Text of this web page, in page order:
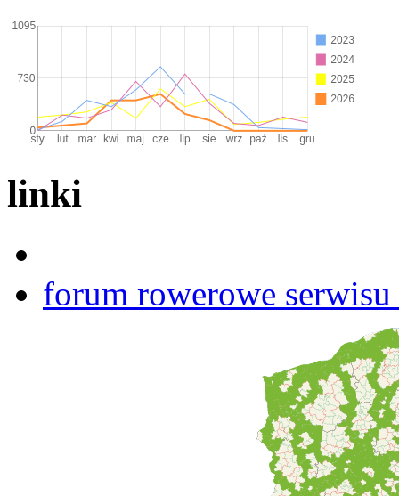
linki
forum rowerowe